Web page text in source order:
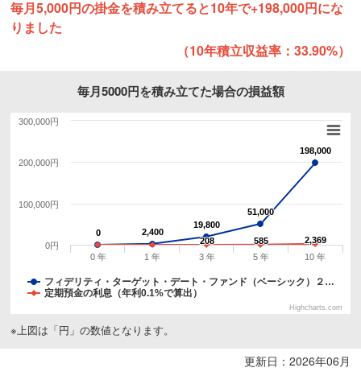
毎月5,000円の掛金を積み立てると10年で+198,000円にな
りました
（10年積立収益率：33.90%）
毎月5000円を積み立てた場合の損益額
0
0 2,400
2,400
19,800
19,800
51,000
51,000
198,000
198,000
208
208 585
585 2,369
2,369
フィデリティ・ターゲット・デート・ファンド（ベーシック）２…
定期預金の利息（年利0.1%で算出）
0 年 1 年 3 年 5 年 10 年
0円
100,000円
200,000円
300,000円
Highcharts.com
※上図は「円」の数値となります。
更新日：2026年06月